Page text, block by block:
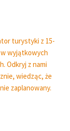
turystyki z 15-
wyjątkowych
Odkryj z nami
wiedząc, że
zaplanowany.